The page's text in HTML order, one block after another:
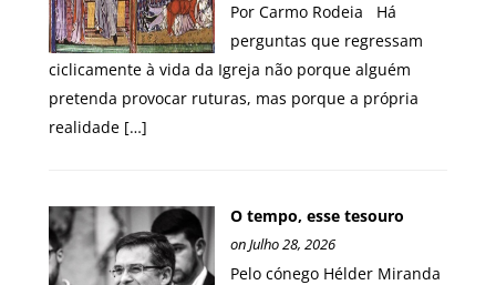
Por Carmo Rodeia Há
perguntas que regressam
ciclicamente à vida da Igreja não porque alguém
pretenda provocar ruturas, mas porque a própria
realidade […]
O tempo, esse tesouro
on Julho 28, 2026
Pelo cónego Hélder Miranda